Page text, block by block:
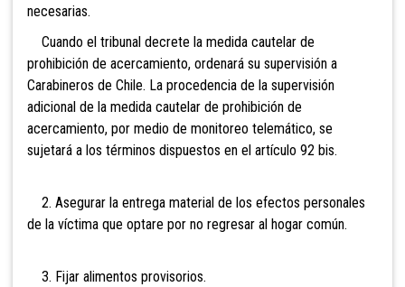
necesarias.
Cuando el tribunal decrete la medida cautelar de
prohibición de acercamiento, ordenará su supervisión a
Carabineros de Chile. La procedencia de la supervisión
adicional de la medida cautelar de prohibición de
acercamiento, por medio de monitoreo telemático, se
sujetará a los términos dispuestos en el artículo 92 bis.
2. Asegurar la entrega material de los efectos personales
de la víctima que optare por no regresar al hogar común.
3. Fijar alimentos provisorios.